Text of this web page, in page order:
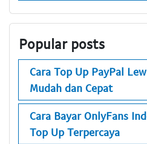
Popular posts
Cara Top Up PayPal
Mudah dan Cepat
Cara Bayar OnlyFans
Top Up Terpercaya